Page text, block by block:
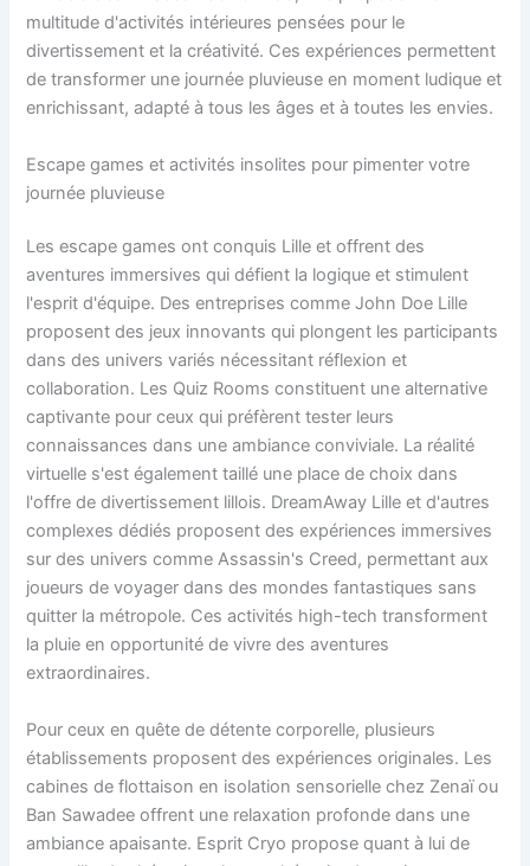
multitude d'activités intérieures pensées pour le
divertissement et la créativité. Ces expériences permettent
de transformer une journée pluvieuse en moment ludique et
enrichissant, adapté à tous les âges et à toutes les envies.
Escape games et activités insolites pour pimenter votre
journée pluvieuse
Les escape games ont conquis Lille et offrent des
aventures immersives qui défient la logique et stimulent
l'esprit d'équipe. Des entreprises comme John Doe Lille
proposent des jeux innovants qui plongent les participants
dans des univers variés nécessitant réflexion et
collaboration. Les Quiz Rooms constituent une alternative
captivante pour ceux qui préfèrent tester leurs
connaissances dans une ambiance conviviale. La réalité
virtuelle s'est également taillé une place de choix dans
l'offre de divertissement lillois. DreamAway Lille et d'autres
complexes dédiés proposent des expériences immersives
sur des univers comme Assassin's Creed, permettant aux
joueurs de voyager dans des mondes fantastiques sans
quitter la métropole. Ces activités high-tech transforment
la pluie en opportunité de vivre des aventures
extraordinaires.
Pour ceux en quête de détente corporelle, plusieurs
établissements proposent des expériences originales. Les
cabines de flottaison en isolation sensorielle chez Zenaï ou
Ban Sawadee offrent une relaxation profonde dans une
ambiance apaisante. Esprit Cryo propose quant à lui de